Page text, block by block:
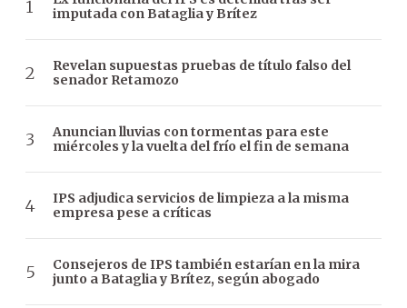
imputada con Bataglia y Brítez
Revelan supuestas pruebas de título falso del
senador Retamozo
Anuncian lluvias con tormentas para este
miércoles y la vuelta del frío el fin de semana
IPS adjudica servicios de limpieza a la misma
empresa pese a críticas
Consejeros de IPS también estarían en la mira
junto a Bataglia y Brítez, según abogado